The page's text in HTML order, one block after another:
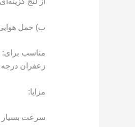
ب) حمل
مناسب برای:
زعفران
مزایا:
سرعت بسیار بالا (۲۴ تا ۷۲ ساعت به